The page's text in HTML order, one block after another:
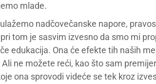
mlade.
nadčovečanske napore,
tom je sasvim izvesno da smo mi
edukacija. Ona će efekte tih naših
ne možete reći, kao što sam
ona sprovodi videće se tek kroz